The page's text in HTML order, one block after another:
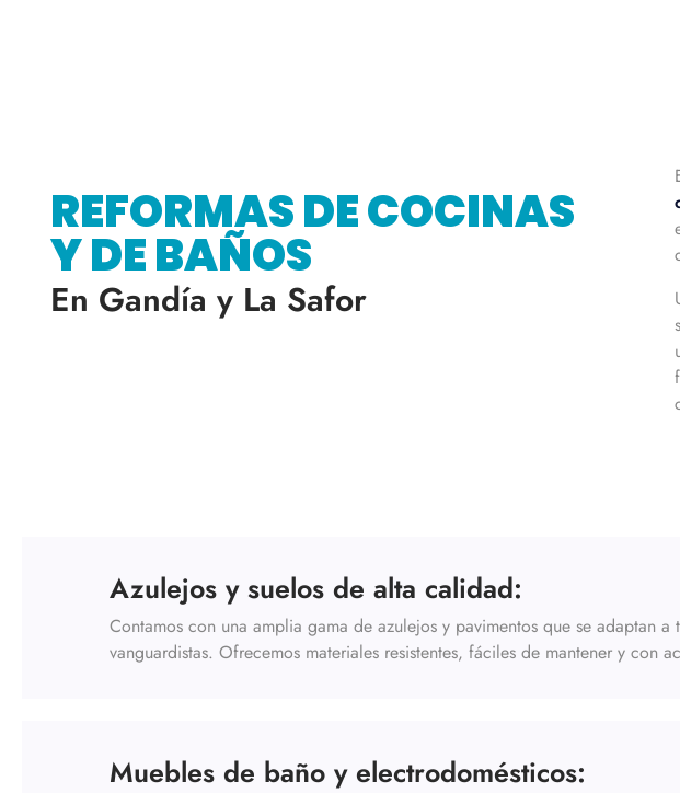
REFORMAS DE COCINAS
Y DE BAÑOS
En Gandía y La Safor
Azulejos y suelos de alta calidad:
Contamos con una amplia gama de azulejos y pavimentos que se adaptan
vanguardistas. Ofrecemos materiales resistentes, fáciles de mantener y
Muebles de baño y electrodomésticos: